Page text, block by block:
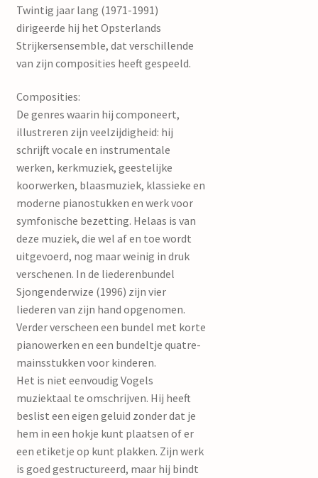
Twintig jaar lang (1971-1991)
dirigeerde hij het Opsterlands
Strijkersensemble, dat verschillende
van zijn composities heeft gespeeld.
Composities:
De genres waarin hij componeert,
illustreren zijn veelzijdigheid: hij
schrijft vocale en instrumentale
werken, kerkmuziek, geestelijke
koorwerken, blaasmuziek, klassieke en
moderne pianostukken en werk voor
symfonische bezetting. Helaas is van
deze muziek, die wel af en toe wordt
uitgevoerd, nog maar weinig in druk
verschenen. In de liederenbundel
Sjongenderwize (1996) zijn vier
liederen van zijn hand opgenomen.
Verder verscheen een bundel met korte
pianowerken en een bundeltje quatre-
mainsstukken voor kinderen.
Het is niet eenvoudig Vogels
muziektaal te omschrijven. Hij heeft
beslist een eigen geluid zonder dat je
hem in een hokje kunt plaatsen of er
een etiketje op kunt plakken. Zijn werk
is goed gestructureerd, maar hij bindt